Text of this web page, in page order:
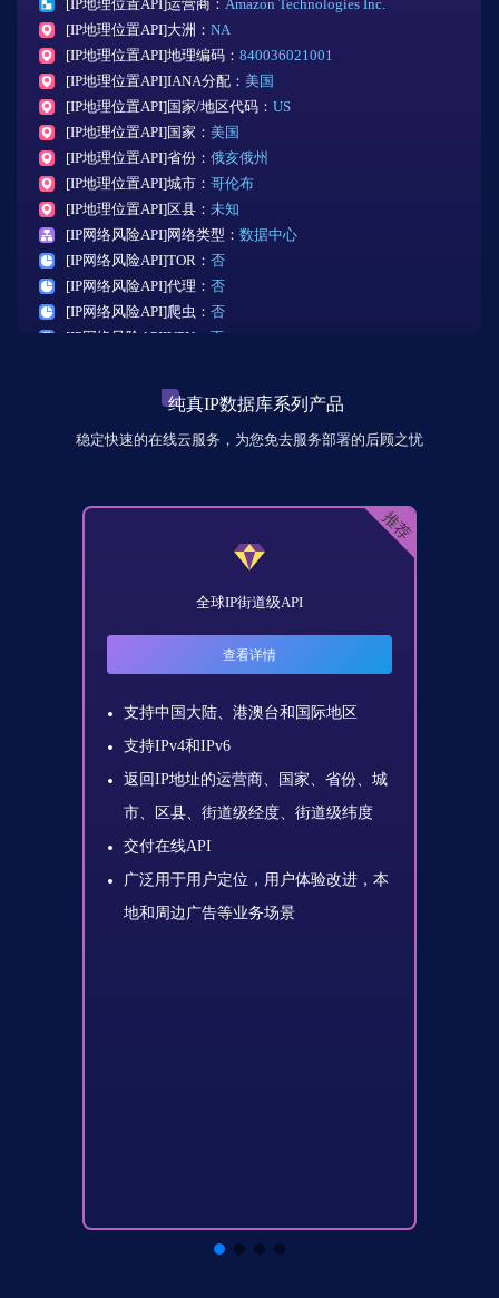
[IP地理位置API]运营商： Amazon Technologies Inc.
[IP地理位置API]大洲： NA
[IP地理位置API]地理编码： 840036021001
[IP地理位置API]IANA分配： 美国
[IP地理位置API]国家/地区代码： US
[IP地理位置API]国家： 美国
[IP地理位置API]省份： 俄亥俄州
[IP地理位置API]城市： 哥伦布
[IP地理位置API]区县： 未知
[IP网络风险API]网络类型： 数据中心
[IP网络风险API]TOR： 否
[IP网络风险API]代理： 否
[IP网络风险API]爬虫： 否
[IP网络风险API]VPN： 否
[IP网络风险API]iCloud私密传送：
[IP网络风险API]ASN：AMAZON-02 - Amazon.com, Inc.
[IP网络风险API]秒拨概率：暂未发现
[IP实验室商业版]IP企业名：
AMAZON-02 - Amazon.com, Inc.
[IP实验室商业版]端口分析：暂未发现
[IP实验室商业版]域名历史：0个
[IP实验室商业版]用户活动：热力图
[IP实验室商业版]路由类型：暂未发现
[IP实验室商业版]流量潮汐：走势图
纯真IP数据库系列产品
稳定快速的在线云服务，为您免去服务部署的后顾之忧
推荐
全球IP街道级API
查看详情
支持中国大陆、港澳台和国际地区
支持IPv4和IPv6
返回IP地址的运营商、国家、省份、城
市、区县、街道级经度、街道级纬度
交付在线API
广泛用于用户定位，用户体验改进，本
地和周边广告等业务场景